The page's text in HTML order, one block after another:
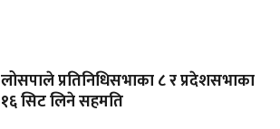
लोसपाले प्रतिनिधिसभाका ८ र प्रदेशसभाका
१६ सिट लिने सहमति